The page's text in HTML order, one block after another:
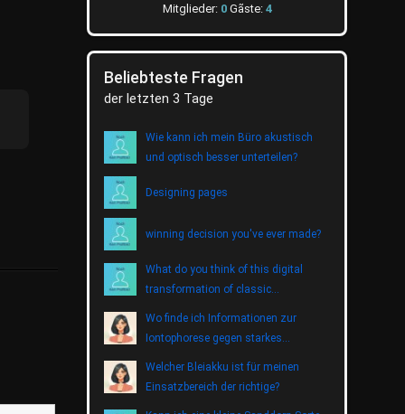
Mitglieder: 0Gãste: 4
Beliebteste Fragen
der letzten 3 Tage
Wie kann ich mein Büro akustisch
und optisch besser unterteilen?
Designing pages
winning decision you've ever made?
What do you think of this digital
transformation of classic
Wo finde ich Informationen zur
Iontophorese gegen starkes
Welcher Bleiakku ist für meinen
Einsatzbereich der richtige?